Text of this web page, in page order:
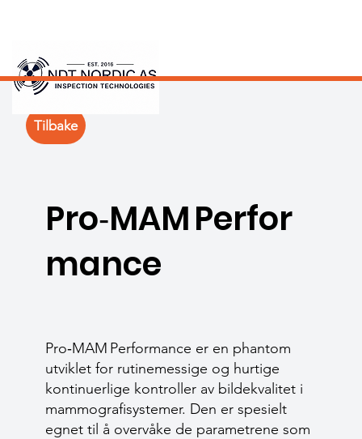
Pro‑MAM Perfor
mance
Pro‑MAM Performance er en phantom
utviklet for rutinemessige og hurtige
kontinuerlige kontroller av bildekvalitet i
mammografisystemer. Den er spesielt
egnet til å overvåke de parametrene som
Tilbake